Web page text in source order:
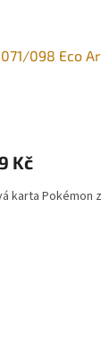
071/098 Eco
Kč
karta Pokémon